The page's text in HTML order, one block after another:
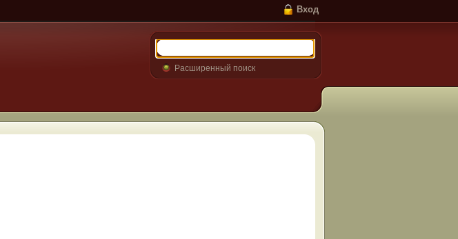
Вход
Расширенный поиск